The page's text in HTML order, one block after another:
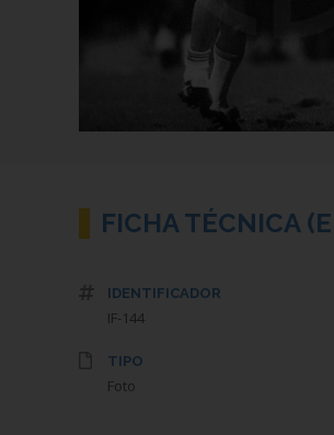
FICHA TÉCNICA
IDENTIFICADOR
IF-144
TIPO
Foto